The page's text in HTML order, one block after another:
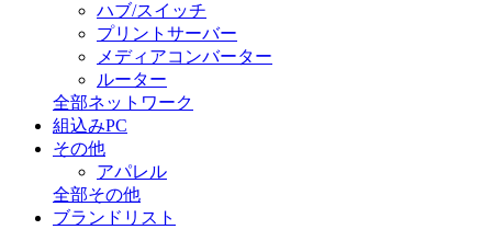
ハブ/スイッチ
プリントサーバー
メディアコンバーター
ルーター
全部ネットワーク
組込みPC
その他
アパレル
全部その他
ブランドリスト